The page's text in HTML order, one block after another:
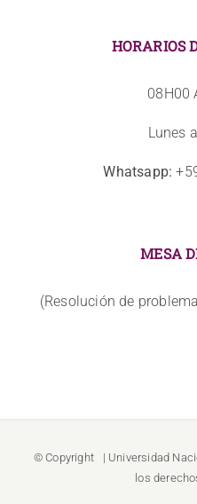
HORARIOS
08H00
Lunes
Whatsapp:
MESA
(Resolución de
© Copyright | Universidad
los